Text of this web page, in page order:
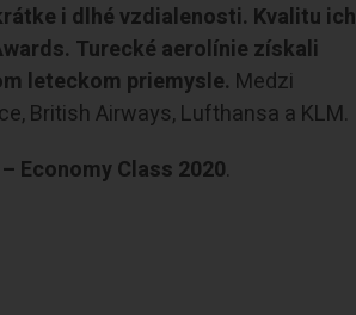
i dlhé vzdialenosti. Kvalitu ich
Turecké aerolínie získali
leteckom priemysle. Medzi
British Airways, Lufthansa a KLM.
Economy Class 2020.